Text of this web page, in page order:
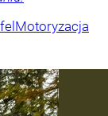
Motoryzacja